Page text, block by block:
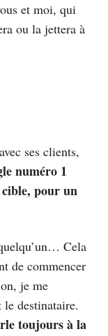
et moi, qui
ou la jettera à
ses clients,
numéro 1
cible, pour un
Cela
de commencer
je me
le destinataire.
toujours à la